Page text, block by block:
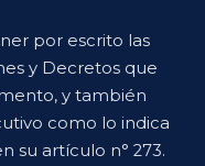
por escrito las
y Decretos que
y también
como lo indica
su artículo n° 273.